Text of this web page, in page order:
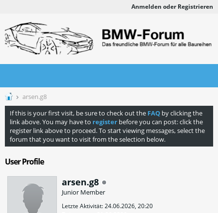
Anmelden oder Registrieren
arsen.g8
If this is your first visit, be sure to check out the FAQ by clicking the
link above. You may have to register before you can post: click the
register link above to proceed. To start viewing messages, select the
forum that you want to visit from the selection below.
User Profile
arsen.g8
Junior Member
Letzte Aktivität: 24.06.2026, 20:20